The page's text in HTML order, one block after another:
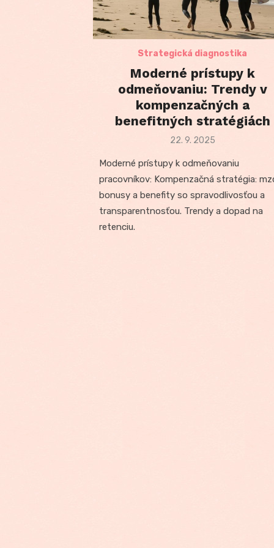
Strategická diagnostika
Moderné prístupy k
odmeňovaniu: Trendy v
kompenzačných a
benefitných stratégiách
Posted
22. 9. 2025
Moderné prístupy k odmeňovaniu
pracovníkov: Kompenzačná stratégia:
bonusy a benefity so spravodlivosťou a
transparentnosťou. Trendy a dopad na
retenciu.